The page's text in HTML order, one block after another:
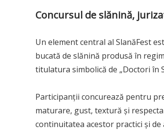
Concursul de slănină,
Un element central al SlanăFest
bucată de slănină produsă în
titulatura simbolică de „Doctori în
Participanții concurează pentru
maturare, gust, textură și
continuitatea acestor practici și